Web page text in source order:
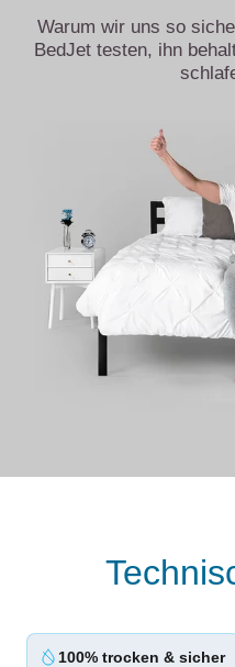
Warum wir uns so
BedJet testen, ihn
100% trocken & sicher